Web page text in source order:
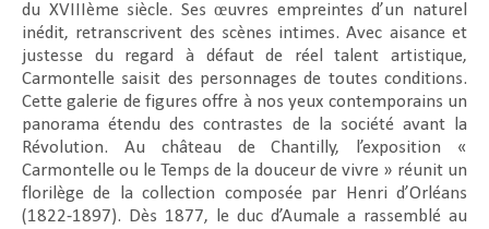
du XVIIIème siècle. Ses œuvres empreintes d’un naturel
inédit, retranscrivent des scènes intimes. Avec aisance et
justesse du regard à défaut de réel talent artistique,
Carmontelle saisit des personnages de toutes conditions.
Cette galerie de figures offre à nos yeux contemporains un
panorama étendu des contrastes de la société avant la
Révolution. Au château de Chantilly, l’exposition «
Carmontelle ou le Temps de la douceur de vivre » réunit un
florilège de la collection composée par Henri d’Orléans
(1822-1897). Dès 1877, le duc d’Aumale a rassemblé au